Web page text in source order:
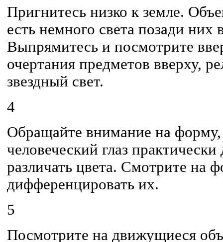
Пригнитесь низко к земле.
есть немного света позади них
Выпрямитесь и посмотрите
очертания предметов вверху,
звездный свет.
4
Обращайте внимание на
человеческий глаз
различать цвета. Смотрите на
дифференцировать их.
5
Посмотрите на движущиеся